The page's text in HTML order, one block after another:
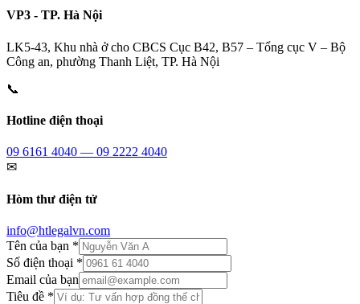
VP3 - TP. Hà Nội
LK5-43, Khu nhà ở cho CBCS Cục B42, B57 – Tổng cục V – Bộ
Công an, phường Thanh Liệt, TP. Hà Nội
📞
Hotline điện thoại
09 6161 4040 — 09 2222 4040
✉
Hòm thư điện tử
info@htlegalvn.com
Tên của bạn *
Số điện thoại *
Email của bạn
Tiêu đề *